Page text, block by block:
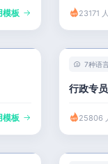
模板 23171
模板
7种语
行政专
25806